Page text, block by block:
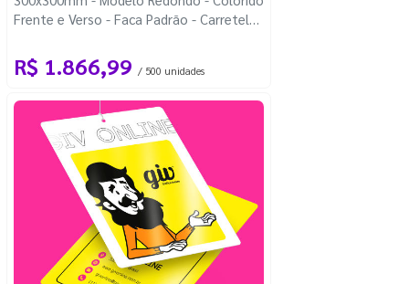
Frente e Verso - Faca Padrão - Carretel
R$ 1.866,99 / 500 unidades